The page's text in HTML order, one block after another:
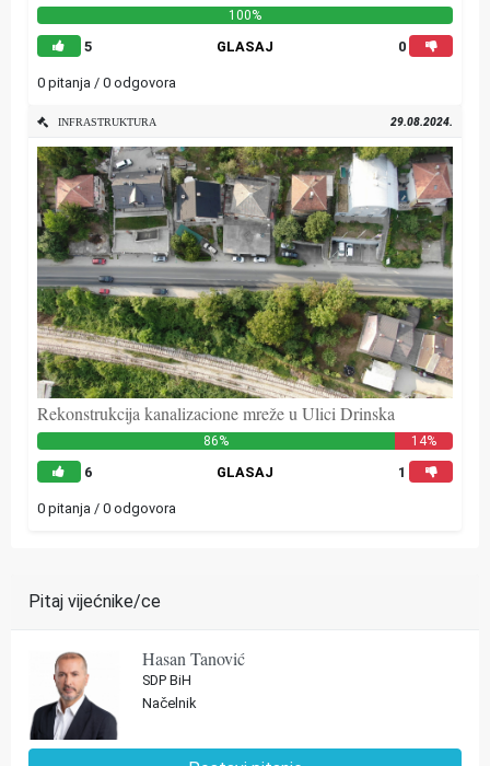
100%
5 GLASAJ 0
0 pitanja / 0 odgovora
INFRASTRUKTURA 29.08.2024.
Rekonstrukcija kanalizacione mreže u Ulici Drinska
86% 14%
6 GLASAJ 1
0 pitanja / 0 odgovora
Pitaj vijećnike/ce
Hasan Tanović
SDP BiH
Načelnik